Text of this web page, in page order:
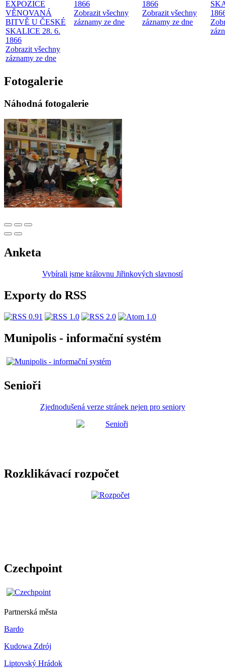
EXPOZICE
VĚNOVANÁ
BITVĚ U ČESKÉ
SKALICE 28. 6.
1866
Zobrazit všechny
záznamy ze dne
1866
Zobrazit všechny
záznamy ze dne
1866
Zobrazit všechny
záznamy ze dne
Fotogalerie
Náhodná fotogalerie
Anketa
Vybírali jsme královnu Jiřinkových slavností
Exporty do RSS
Munipolis - informační systém
Senioři
Zjednodušená verze stránek nejen pro seniory
Rozklikávací rozpočet
Czechpoint
Partnerská města
Bardo
Kudowa Zdrój
Liptovský Hrádok